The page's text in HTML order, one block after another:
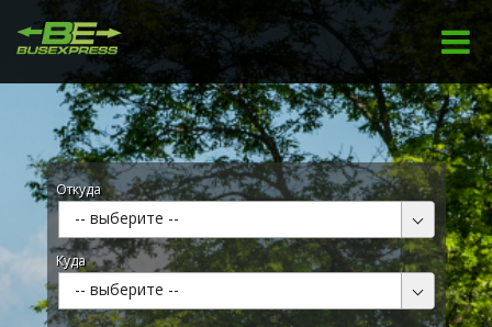
Откуда
-- выберите --
Куда
-- выберите --